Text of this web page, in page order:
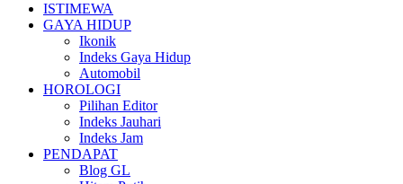
ISTIMEWA
GAYA HIDUP
Ikonik
Indeks Gaya Hidup
Automobil
HOROLOGI
Pilihan Editor
Indeks Jauhari
Indeks Jam
PENDAPAT
Blog GL